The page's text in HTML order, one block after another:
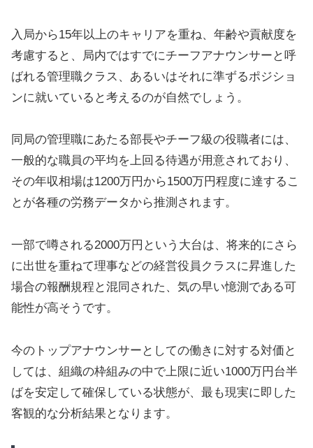
入局から15年以上のキャリアを重ね、年齢や貢献度を
考慮すると、局内ではすでにチーフアナウンサーと呼
ばれる管理職クラス、あるいはそれに準ずるポジショ
ンに就いていると考えるのが自然でしょう。
同局の管理職にあたる部長やチーフ級の役職者には、
一般的な職員の平均を上回る待遇が用意されており、
その年収相場は1200万円から1500万円程度に達するこ
とが各種の労務データから推測されます。
一部で噂される2000万円という大台は、将来的にさら
に出世を重ねて理事などの経営役員クラスに昇進した
場合の報酬規程と混同された、気の早い憶測である可
能性が高そうです。
今のトップアナウンサーとしての働きに対する対価と
しては、組織の枠組みの中で上限に近い1000万円台半
ばを安定して確保している状態が、最も現実に即した
客観的な分析結果となります。